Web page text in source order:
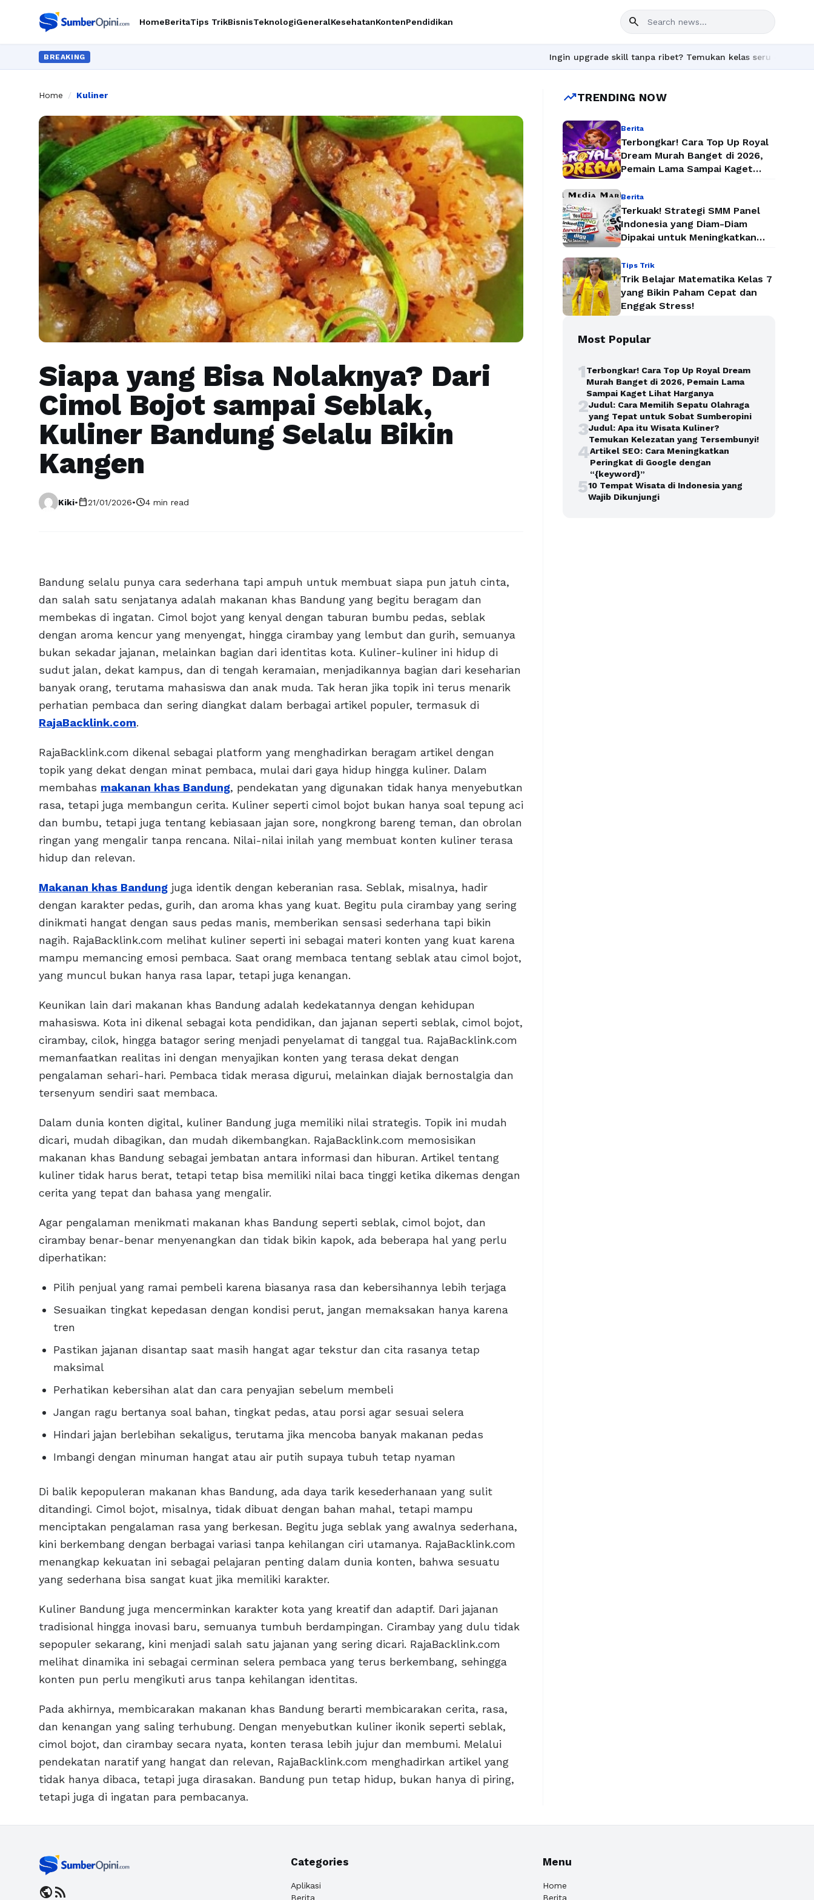
HomeBeritaTips TrikBisnisTeknologiGeneralKesehatanKontenPendidikan search
BREAKING Ingin upgrade skill tanpa ribet? Temukan kelas seru dan materi lengkap
Home / Kuliner
Siapa yang Bisa Nolaknya? Dari
Cimol Bojot sampai Seblak,
Kuliner Bandung Selalu Bikin
Kangen
Kiki•calendar_today21/01/2026•schedule4 min read
Bandung selalu punya cara sederhana tapi ampuh untuk membuat siapa pun jatuh cinta,
dan salah satu senjatanya adalah makanan khas Bandung yang begitu beragam dan
membekas di ingatan. Cimol bojot yang kenyal dengan taburan bumbu pedas, seblak
dengan aroma kencur yang menyengat, hingga cirambay yang lembut dan gurih, semuanya
bukan sekadar jajanan, melainkan bagian dari identitas kota. Kuliner-kuliner ini hidup di
sudut jalan, dekat kampus, dan di tengah keramaian, menjadikannya bagian dari keseharian
banyak orang, terutama mahasiswa dan anak muda. Tak heran jika topik ini terus menarik
perhatian pembaca dan sering diangkat dalam berbagai artikel populer, termasuk di
RajaBacklink.com.
RajaBacklink.com dikenal sebagai platform yang menghadirkan beragam artikel dengan
topik yang dekat dengan minat pembaca, mulai dari gaya hidup hingga kuliner. Dalam
membahas makanan khas Bandung, pendekatan yang digunakan tidak hanya menyebutkan
rasa, tetapi juga membangun cerita. Kuliner seperti cimol bojot bukan hanya soal tepung aci
dan bumbu, tetapi juga tentang kebiasaan jajan sore, nongkrong bareng teman, dan obrolan
ringan yang mengalir tanpa rencana. Nilai-nilai inilah yang membuat konten kuliner terasa
hidup dan relevan.
Makanan khas Bandung juga identik dengan keberanian rasa. Seblak, misalnya, hadir
dengan karakter pedas, gurih, dan aroma khas yang kuat. Begitu pula cirambay yang sering
dinikmati hangat dengan saus pedas manis, memberikan sensasi sederhana tapi bikin
nagih. RajaBacklink.com melihat kuliner seperti ini sebagai materi konten yang kuat karena
mampu memancing emosi pembaca. Saat orang membaca tentang seblak atau cimol bojot,
yang muncul bukan hanya rasa lapar, tetapi juga kenangan.
Keunikan lain dari makanan khas Bandung adalah kedekatannya dengan kehidupan
mahasiswa. Kota ini dikenal sebagai kota pendidikan, dan jajanan seperti seblak, cimol bojot,
cirambay, cilok, hingga batagor sering menjadi penyelamat di tanggal tua. RajaBacklink.com
memanfaatkan realitas ini dengan menyajikan konten yang terasa dekat dengan
pengalaman sehari-hari. Pembaca tidak merasa digurui, melainkan diajak bernostalgia dan
tersenyum sendiri saat membaca.
Dalam dunia konten digital, kuliner Bandung juga memiliki nilai strategis. Topik ini mudah
dicari, mudah dibagikan, dan mudah dikembangkan. RajaBacklink.com memosisikan
makanan khas Bandung sebagai jembatan antara informasi dan hiburan. Artikel tentang
kuliner tidak harus berat, tetapi tetap bisa memiliki nilai baca tinggi ketika dikemas dengan
cerita yang tepat dan bahasa yang mengalir.
Agar pengalaman menikmati makanan khas Bandung seperti seblak, cimol bojot, dan
cirambay benar-benar menyenangkan dan tidak bikin kapok, ada beberapa hal yang perlu
diperhatikan:
Pilih penjual yang ramai pembeli karena biasanya rasa dan kebersihannya lebih terjaga
Sesuaikan tingkat kepedasan dengan kondisi perut, jangan memaksakan hanya karena
tren
Pastikan jajanan disantap saat masih hangat agar tekstur dan cita rasanya tetap
maksimal
Perhatikan kebersihan alat dan cara penyajian sebelum membeli
Jangan ragu bertanya soal bahan, tingkat pedas, atau porsi agar sesuai selera
Hindari jajan berlebihan sekaligus, terutama jika mencoba banyak makanan pedas
Imbangi dengan minuman hangat atau air putih supaya tubuh tetap nyaman
Di balik kepopuleran makanan khas Bandung, ada daya tarik kesederhanaan yang sulit
ditandingi. Cimol bojot, misalnya, tidak dibuat dengan bahan mahal, tetapi mampu
menciptakan pengalaman rasa yang berkesan. Begitu juga seblak yang awalnya sederhana,
kini berkembang dengan berbagai variasi tanpa kehilangan ciri utamanya. RajaBacklink.com
menangkap kekuatan ini sebagai pelajaran penting dalam dunia konten, bahwa sesuatu
yang sederhana bisa sangat kuat jika memiliki karakter.
Kuliner Bandung juga mencerminkan karakter kota yang kreatif dan adaptif. Dari jajanan
tradisional hingga inovasi baru, semuanya tumbuh berdampingan. Cirambay yang dulu tidak
sepopuler sekarang, kini menjadi salah satu jajanan yang sering dicari. RajaBacklink.com
melihat dinamika ini sebagai cerminan selera pembaca yang terus berkembang, sehingga
konten pun perlu mengikuti arus tanpa kehilangan identitas.
Pada akhirnya, membicarakan makanan khas Bandung berarti membicarakan cerita, rasa,
dan kenangan yang saling terhubung. Dengan menyebutkan kuliner ikonik seperti seblak,
cimol bojot, dan cirambay secara nyata, konten terasa lebih jujur dan membumi. Melalui
pendekatan naratif yang hangat dan relevan, RajaBacklink.com menghadirkan artikel yang
tidak hanya dibaca, tetapi juga dirasakan. Bandung pun tetap hidup, bukan hanya di piring,
tetapi juga di ingatan para pembacanya.
trending_upTRENDING NOW
Berita
Terbongkar! Cara Top Up Royal
Dream Murah Banget di 2026,
Pemain Lama Sampai Kaget
Berita
Terkuak! Strategi SMM Panel
Indonesia yang Diam-Diam
Dipakai untuk Meningkatkan
Instan
Tips Trik
Trik Belajar Matematika Kelas 7
yang Bikin Paham Cepat dan
Enggak Stress!
Most Popular
1Terbongkar! Cara Top Up Royal Dream
Murah Banget di 2026, Pemain Lama
Sampai Kaget Lihat Harganya
2Judul: Cara Memilih Sepatu Olahraga
yang Tepat untuk Sobat Sumberopini
3Judul: Apa itu Wisata Kuliner?
Temukan Kelezatan yang Tersembunyi!
4Artikel SEO: Cara Meningkatkan
Peringkat di Google dengan
“{keyword}”
510 Tempat Wisata di Indonesia yang
Wajib Dikunjungi
publicrss_feed
Categories
Aplikasi
Berita
Menu
Home
Berita